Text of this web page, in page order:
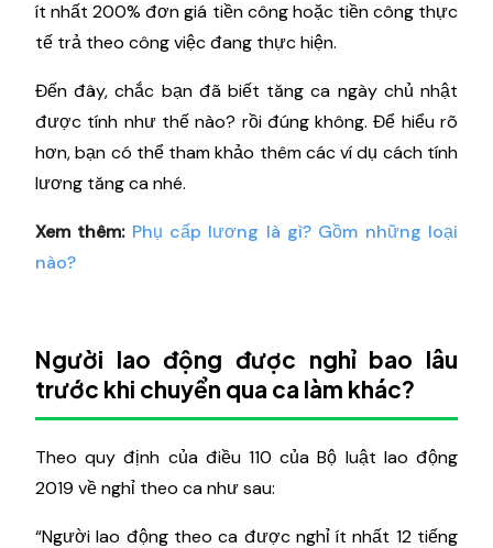
ít nhất 200% đơn giá tiền công hoặc tiền công thực
tế trả theo công việc đang thực hiện.
Đến đây, chắc bạn đã biết tăng ca ngày chủ nhật
được tính như thế nào? rồi đúng không. Để hiểu rõ
hơn, bạn có thể tham khảo thêm các ví dụ cách tính
lương tăng ca nhé.
Xem thêm: Phụ cấp lương là gì? Gồm những loại
nào?
Người lao động được nghỉ bao lâu
trước khi chuyển qua ca làm khác?
Theo quy định của điều 110 của Bộ luật lao động
2019 về nghỉ theo ca như sau:
“Người lao động theo ca được nghỉ ít nhất 12 tiếng